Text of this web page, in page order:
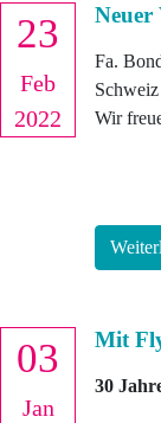
23
Feb
2022
Neuer
Fa.
Wir
03
Jan
Mit
30